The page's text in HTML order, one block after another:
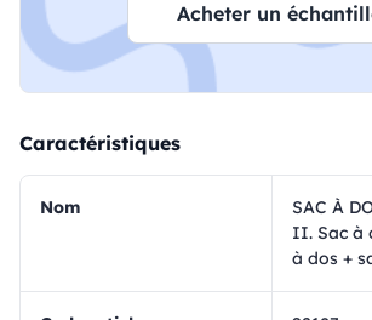
Acheter un
Caractéristiques
Nom
SAC À
II. Sac à
à dos +